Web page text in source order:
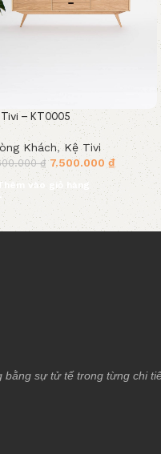
– KT0005
Khách,Kệ Tivi
₫ 7.500.000₫
Thêm vào giỏ hàng
bằng sự tử tế trong từng chi